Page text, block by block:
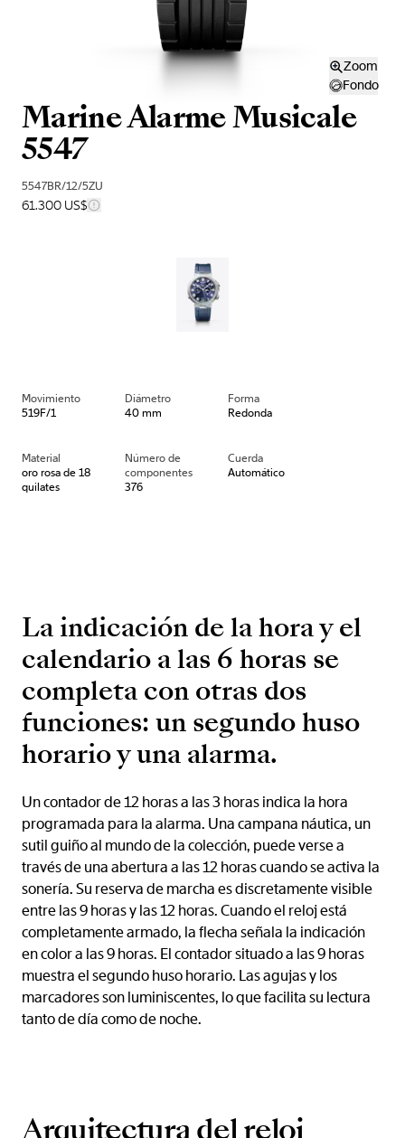
Zoom
Fondo
Marine Alarme Musicale
5547
5547BR/12/5ZU
61.300 US$
Movimiento
519F/1
Diámetro
40 mm
Forma
Redonda
Material
oro rosa de 18
quilates
Número de
componentes
376
Cuerda
Automático
La indicación de la hora y el
calendario a las 6 horas se
completa con otras dos
funciones: un segundo huso
horario y una alarma.
Un contador de 12 horas a las 3 horas indica la hora
programada para la alarma. Una campana náutica, un
sutil guiño al mundo de la colección, puede verse a
través de una abertura a las 12 horas cuando se activa la
sonería. Su reserva de marcha es discretamente visible
entre las 9 horas y las 12 horas. Cuando el reloj está
completamente armado, la flecha señala la indicación
en color a las 9 horas. El contador situado a las 9 horas
muestra el segundo huso horario. Las agujas y los
marcadores son luminiscentes, lo que facilita su lectura
tanto de día como de noche.
Arquitectura del reloj